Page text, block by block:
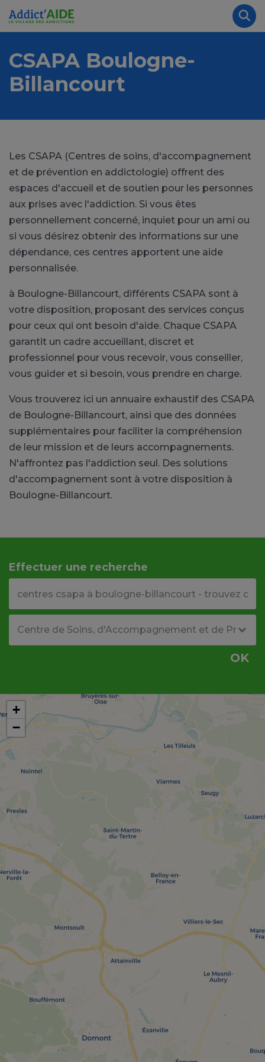
Aller au contenu principal
CSAPA Boulogne-
Billancourt
Les CSAPA (Centres de soins, d'accompagnement
et de prévention en addictologie) offrent des
espaces d'accueil et de soutien pour les personnes
aux prises avec l'addiction. Si vous êtes
personnellement concerné, inquiet pour un ami ou
si vous désirez obtenir des informations sur une
dépendance, ces centres apportent une aide
personnalisée.
à Boulogne-Billancourt, différents CSAPA sont à
votre disposition, proposant des services conçus
pour ceux qui ont besoin d'aide. Chaque CSAPA
garantit un cadre accueillant, discret et
professionnel pour vous recevoir, vous conseiller,
vous guider et si besoin, vous prendre en charge.
Vous trouverez ici un annuaire exhaustif des CSAPA
de Boulogne-Billancourt, ainsi que des données
supplémentaires pour faciliter la compréhension
de leur mission et de leurs accompagnements.
N'affrontez pas l'addiction seul. Des solutions
d'accompagnement sont à votre disposition à
Boulogne-Billancourt.
Effectuer une recherche
OK
+
−
Panneau de gestion des cookies